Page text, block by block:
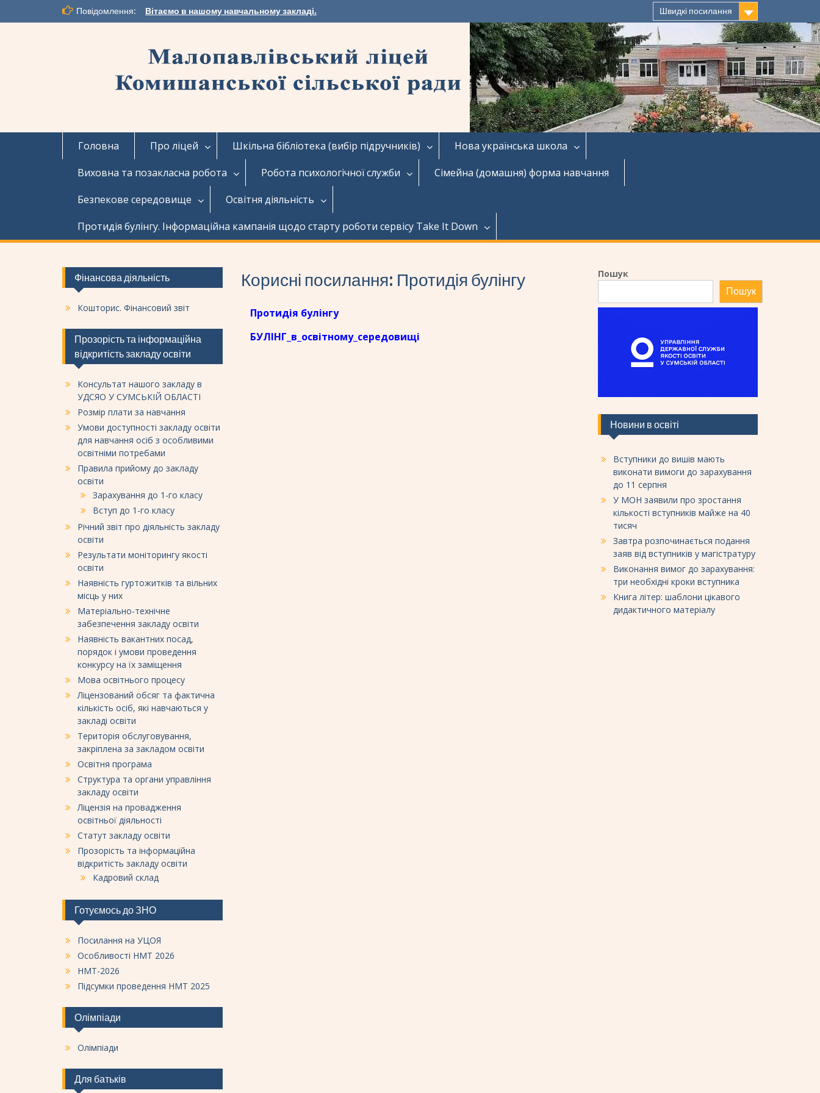
Повідомлення: Вітаємо в нашому навчальному закладі. Швидкі посилання
Головна Про ліцей Шкільна бібліотека (вибір підручників)
Нова українська школа
Виховна та позакласна робота
Робота психологічної служби
Сімейна (домашня) форма навчання
Безпекове середовище
Освітня діяльність
Протидія булінгу. Інформаційна кампанія щодо старту роботи сервісу Take It Down
Корисні посилання: Протидія булінгу
Протидія булінгу
БУЛIНГ_в_освiтному_середовищi
Пошук
Пошук
Новини в освіті
Вступники до вишів мають
виконати вимоги до зарахування
до 11 серпня
У МОН заявили про зростання
кількості вступників майже на 40
тисяч
Завтра розпочинається подання
заяв від вступників у магістратуру
Виконання вимог до зарахування:
три необхідні кроки вступника
Книга літер: шаблони цікавого
дидактичного матеріалу
Фінансова діяльність
Кошторис. Фінансовий звіт
Прозорість та інформаційна
відкритість закладу освіти
Консультат нашого закладу в
УДСЯО У СУМСЬКІЙ ОБЛАСТІ
Розмір плати за навчання
Умови доступності закладу освіти
для навчання осіб з особливими
освітніми потребами
Правила прийому до закладу
освіти
Зарахування до 1-го класу
Вступ до 1-го класу
Річний звіт про діяльність закладу
освіти
Результати моніторингу якості
освіти
Наявність гуртожитків та вільних
місць у них
Матеріально-технічне
забезпечення закладу освіти
Наявність вакантних посад,
порядок і умови проведення
конкурсу на їх заміщення
Мова освітнього процесу
Ліцензований обсяг та фактична
кількість осіб, які навчаються у
закладі освіти
Територія обслуговування,
закріплена за закладом освіти
Освітня програма
Структура та органи управління
закладу освіти
Ліцензія на провадження
освітньої діяльності
Статут закладу освіти
Прозорість та інформаційна
відкритість закладу освіти
Кадровий склад
Готуємось до ЗНО
Посилання на УЦОЯ
Особливості НМТ 2026
НМТ-2026
Підсумки проведення НМТ 2025
Олімпіади
Олімпіади
Для батьків